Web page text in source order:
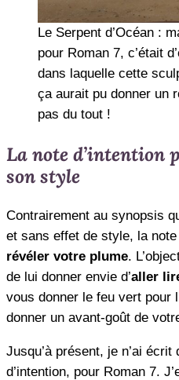
Le Serpent d’Océan :
pour Roman 7, c’était
dans laquelle cette
ça aurait pu donner un
pas du tout !
La note d’intention
son style
Contrairement au synopsis
et sans effet de style, la note
révéler votre plume.
de lui donner envie d’aller
vous donner le feu vert pour
donner un avant-goût de
Jusqu’à présent, je n’ai écrit
d’intention, pour Roman 7.